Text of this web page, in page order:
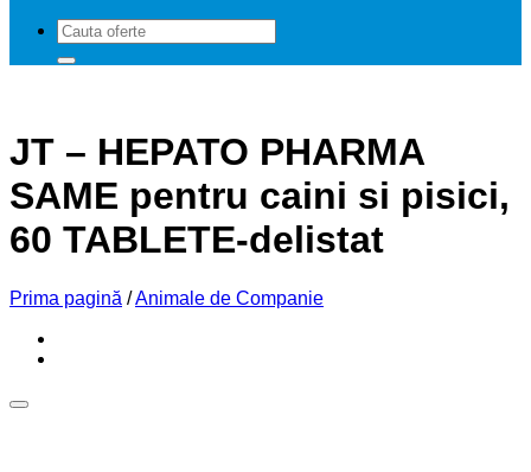
Caută
după:
JT – HEPATO PHARMA
SAME pentru caini si pisici,
60 TABLETE-delistat
Prima pagină /Animale de Companie